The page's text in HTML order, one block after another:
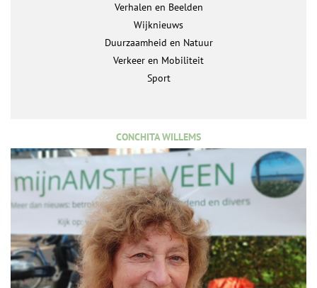
Verhalen en Beelden
Wijknieuws
Duurzaamheid en Natuur
Verkeer en Mobiliteit
Sport
CONCHITA WILLEMS